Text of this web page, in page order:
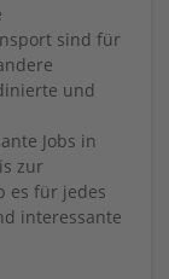
sind für
und
Jobs in
zur
es für jedes
interessante